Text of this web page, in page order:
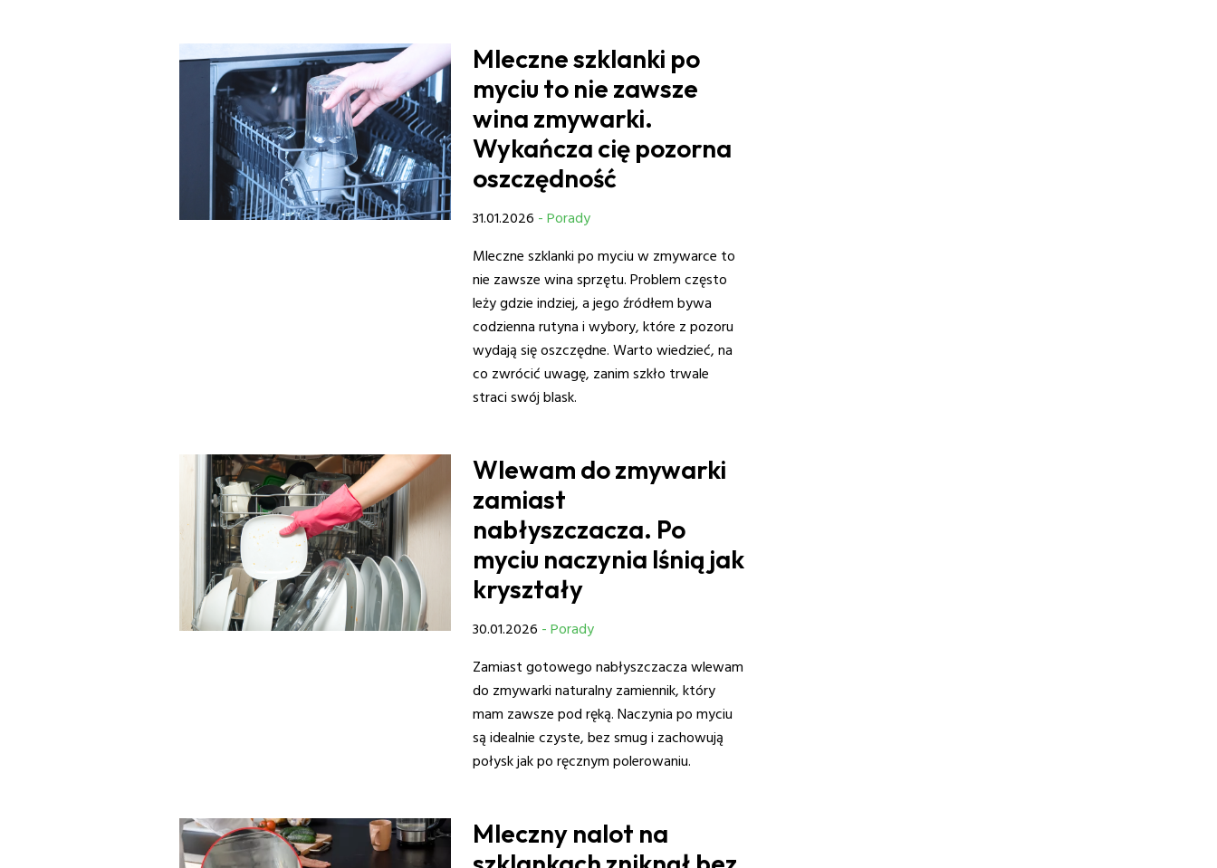
Mleczne szklanki po
myciu to nie zawsze
wina zmywarki.
Wykańcza cię pozorna
oszczędność
31.01.2026 - Porady
Mleczne szklanki po myciu w zmywarce to
nie zawsze wina sprzętu. Problem często
leży gdzie indziej, a jego źródłem bywa
codzienna rutyna i wybory, które z pozoru
wydają się oszczędne. Warto wiedzieć, na
co zwrócić uwagę, zanim szkło trwale
straci swój blask.
Wlewam do zmywarki
zamiast
nabłyszczacza. Po
myciu naczynia lśnią jak
kryształy
30.01.2026 - Porady
Zamiast gotowego nabłyszczacza wlewam
do zmywarki naturalny zamiennik, który
mam zawsze pod ręką. Naczynia po myciu
są idealnie czyste, bez smug i zachowują
połysk jak po ręcznym polerowaniu.
Mleczny nalot na